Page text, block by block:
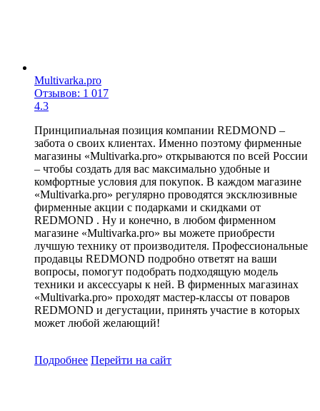
Multivarka.pro
Отзывов: 1 017
4.3
Принципиальная позиция компании REDMOND –
забота о своих клиентах. Именно поэтому фирменные
магазины «Multivarka.pro» открываются по всей России
– чтобы создать для вас максимально удобные и
комфортные условия для покупок. В каждом магазине
«Multivarka.pro» регулярно проводятся эксклюзивные
фирменные акции с подарками и скидками от
REDMOND . Ну и конечно, в любом фирменном
магазине «Multivarka.pro» вы можете приобрести
лучшую технику от производителя. Профессиональные
продавцы REDMOND подробно ответят на ваши
вопросы, помогут подобрать подходящую модель
техники и аксессуары к ней. В фирменных магазинах
«Multivarka.pro» проходят мастер-классы от поваров
REDMOND и дегустации, принять участие в которых
может любой желающий!
Подробнее Перейти на сайт